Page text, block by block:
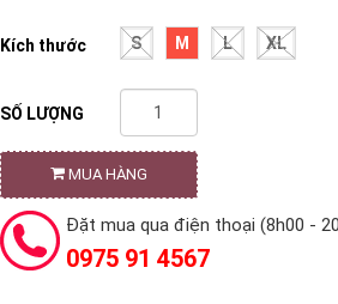
Kích thước S M L XL
SỐ LƯỢNG
MUA HÀNG
Đặt mua qua điện thoại (8h00 -
0975 91 4567